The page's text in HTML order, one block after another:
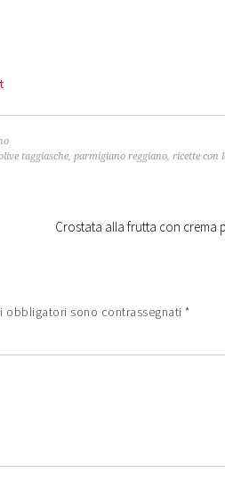
taggiasche, parmigiano reggiano, ricette con
Crostata alla frutta con crema
obbligatori sono contrassegnati *